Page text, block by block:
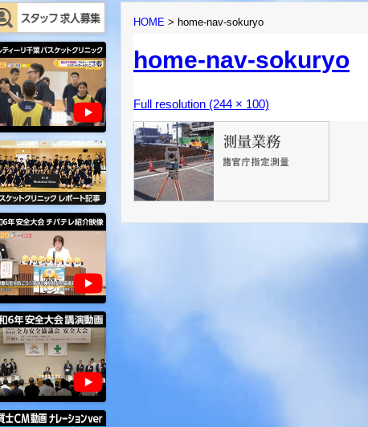
HOME > home-nav-sokuryo
home-nav-sokuryo
Full resolution (244 × 100)